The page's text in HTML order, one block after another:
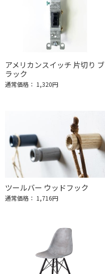
アメリカンスイッチ 片切り ブ
ラック
通常価格： 1,320円
ツールバー ウッドフック
通常価格： 1,716円